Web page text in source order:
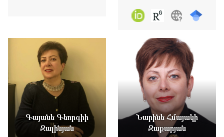
Գայանե Գեորգիի
Զալինյան
Նարինե Հմայակի
Զաքարյան